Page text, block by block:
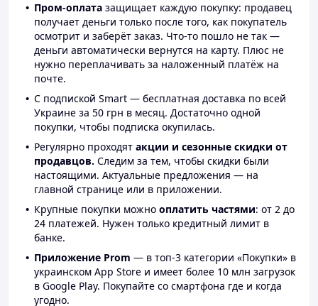
Пром-оплата защищает каждую покупку: продавец
получает деньги только после того, как покупатель
осмотрит и заберёт заказ. Что-то пошло не так —
деньги автоматически вернутся на карту. Плюс не
нужно переплачивать за наложенный платёж на
почте.
С подпиской Smart — бесплатная доставка по всей
Украине за 50 грн в месяц. Достаточно одной
покупки, чтобы подписка окупилась.
Регулярно проходят акции и сезонные скидки от
продавцов. Следим за тем, чтобы скидки были
настоящими. Актуальные предложения — на
главной странице или в приложении.
Крупные покупки можно оплатить частями: от 2 до
24 платежей. Нужен только кредитный лимит в
банке.
Приложение Prom — в топ-3 категории «Покупки» в
украинском App Store и имеет более 10 млн загрузок
в Google Play. Покупайте со смартфона где и когда
угодно.